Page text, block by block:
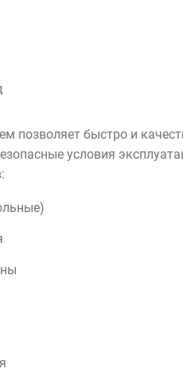
позволяет быстро и
условия